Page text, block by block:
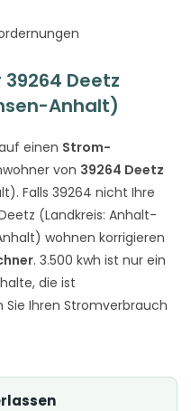
Deetz
Anhalt)
einen Strom-
von 39264 Deetz
Falls 39264 nicht Ihre
(Landkreis: Anhalt-
wohnen korrigieren
. 3.500 kwh ist nur ein
die ist
Ihren Stromverbrauch